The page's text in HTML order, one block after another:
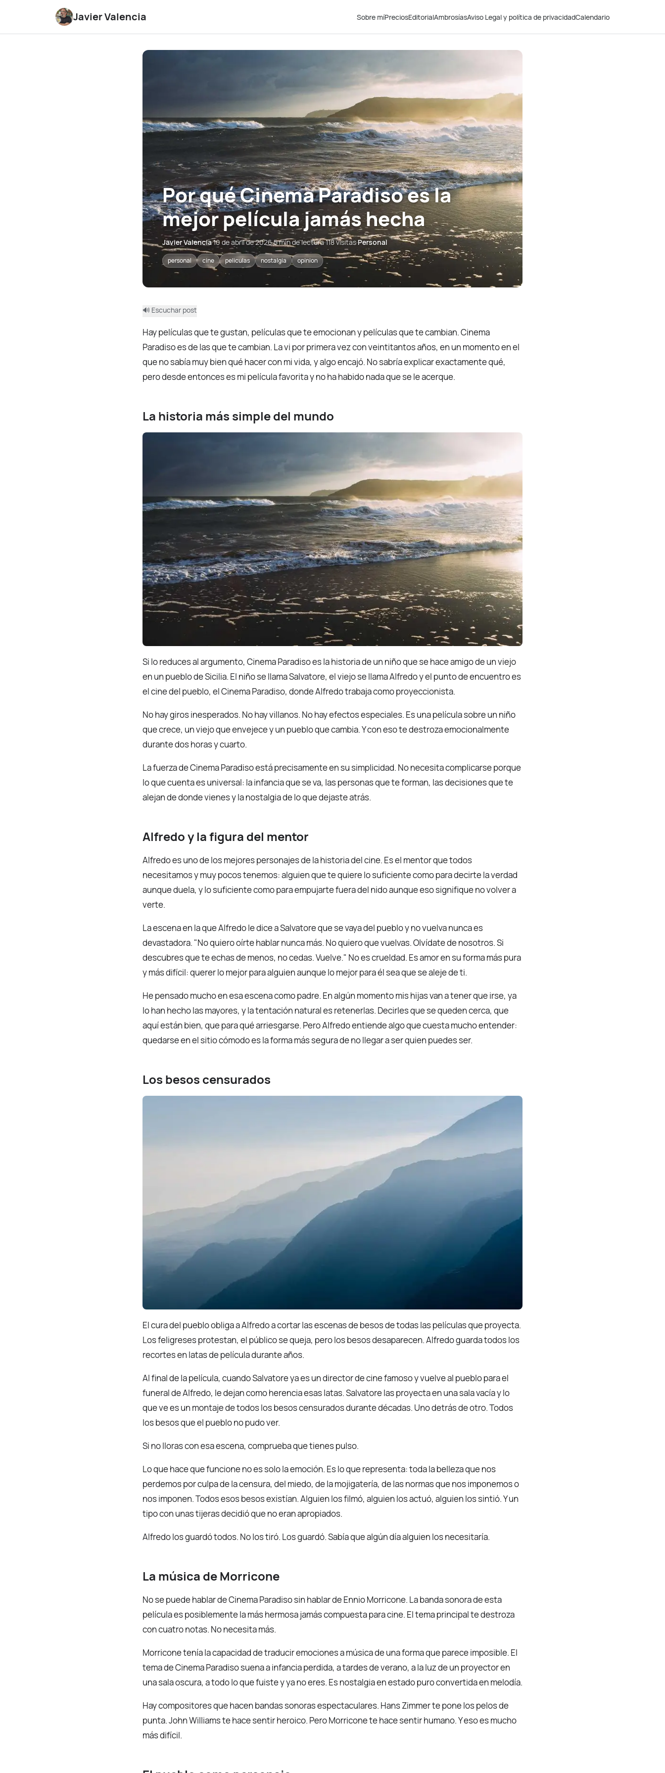
Javier Valencia Sobre míPreciosEditorialAmbrosíasAviso Legal y política de privacidadCalendario
Por qué Cinema Paradiso es la
mejor película jamás hecha
Javier Valencia·10 de abril de 2026·5 min de lectura·118 visitas·Personal
personal cine peliculas nostalgia opinion
🔊 Escuchar post
Hay películas que te gustan, películas que te emocionan y películas que te cambian. Cinema
Paradiso es de las que te cambian. La vi por primera vez con veintitantos años, en un momento en el
que no sabía muy bien qué hacer con mi vida, y algo encajó. No sabría explicar exactamente qué,
pero desde entonces es mi película favorita y no ha habido nada que se le acerque.
La historia más simple del mundo
Si lo reduces al argumento, Cinema Paradiso es la historia de un niño que se hace amigo de un viejo
en un pueblo de Sicilia. El niño se llama Salvatore, el viejo se llama Alfredo y el punto de encuentro es
el cine del pueblo, el Cinema Paradiso, donde Alfredo trabaja como proyeccionista.
No hay giros inesperados. No hay villanos. No hay efectos especiales. Es una película sobre un niño
que crece, un viejo que envejece y un pueblo que cambia. Y con eso te destroza emocionalmente
durante dos horas y cuarto.
La fuerza de Cinema Paradiso está precisamente en su simplicidad. No necesita complicarse porque
lo que cuenta es universal: la infancia que se va, las personas que te forman, las decisiones que te
alejan de donde vienes y la nostalgia de lo que dejaste atrás.
Alfredo y la figura del mentor
Alfredo es uno de los mejores personajes de la historia del cine. Es el mentor que todos
necesitamos y muy pocos tenemos: alguien que te quiere lo suficiente como para decirte la verdad
aunque duela, y lo suficiente como para empujarte fuera del nido aunque eso signifique no volver a
verte.
La escena en la que Alfredo le dice a Salvatore que se vaya del pueblo y no vuelva nunca es
devastadora. "No quiero oírte hablar nunca más. No quiero que vuelvas. Olvídate de nosotros. Si
descubres que te echas de menos, no cedas. Vuelve." No es crueldad. Es amor en su forma más pura
y más difícil: querer lo mejor para alguien aunque lo mejor para él sea que se aleje de ti.
He pensado mucho en esa escena como padre. En algún momento mis hijas van a tener que irse, ya
lo han hecho las mayores, y la tentación natural es retenerlas. Decirles que se queden cerca, que
aquí están bien, que para qué arriesgarse. Pero Alfredo entiende algo que cuesta mucho entender:
quedarse en el sitio cómodo es la forma más segura de no llegar a ser quien puedes ser.
Los besos censurados
El cura del pueblo obliga a Alfredo a cortar las escenas de besos de todas las películas que proyecta.
Los feligreses protestan, el público se queja, pero los besos desaparecen. Alfredo guarda todos los
recortes en latas de película durante años.
Al final de la película, cuando Salvatore ya es un director de cine famoso y vuelve al pueblo para el
funeral de Alfredo, le dejan como herencia esas latas. Salvatore las proyecta en una sala vacía y lo
que ve es un montaje de todos los besos censurados durante décadas. Uno detrás de otro. Todos
los besos que el pueblo no pudo ver.
Si no lloras con esa escena, comprueba que tienes pulso.
Lo que hace que funcione no es solo la emoción. Es lo que representa: toda la belleza que nos
perdemos por culpa de la censura, del miedo, de la mojigatería, de las normas que nos imponemos o
nos imponen. Todos esos besos existían. Alguien los filmó, alguien los actuó, alguien los sintió. Y un
tipo con unas tijeras decidió que no eran apropiados.
Alfredo los guardó todos. No los tiró. Los guardó. Sabía que algún día alguien los necesitaría.
La música de Morricone
No se puede hablar de Cinema Paradiso sin hablar de Ennio Morricone. La banda sonora de esta
película es posiblemente la más hermosa jamás compuesta para cine. El tema principal te destroza
con cuatro notas. No necesita más.
Morricone tenía la capacidad de traducir emociones a música de una forma que parece imposible. El
tema de Cinema Paradiso suena a infancia perdida, a tardes de verano, a la luz de un proyector en
una sala oscura, a todo lo que fuiste y ya no eres. Es nostalgia en estado puro convertida en melodía.
Hay compositores que hacen bandas sonoras espectaculares. Hans Zimmer te pone los pelos de
punta. John Williams te hace sentir heroico. Pero Morricone te hace sentir humano. Y eso es mucho
más difícil.